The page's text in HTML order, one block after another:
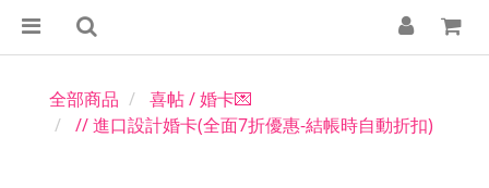
全部商品
喜帖 / 婚卡💌
// 進口設計婚卡(全面7折優惠-結帳時自動折扣)